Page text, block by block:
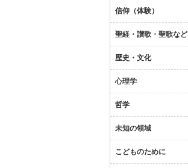
信仰（体験）
聖経・讃歌・聖歌など
歴史・文化
心理学
哲学
未知の領域
こどものために